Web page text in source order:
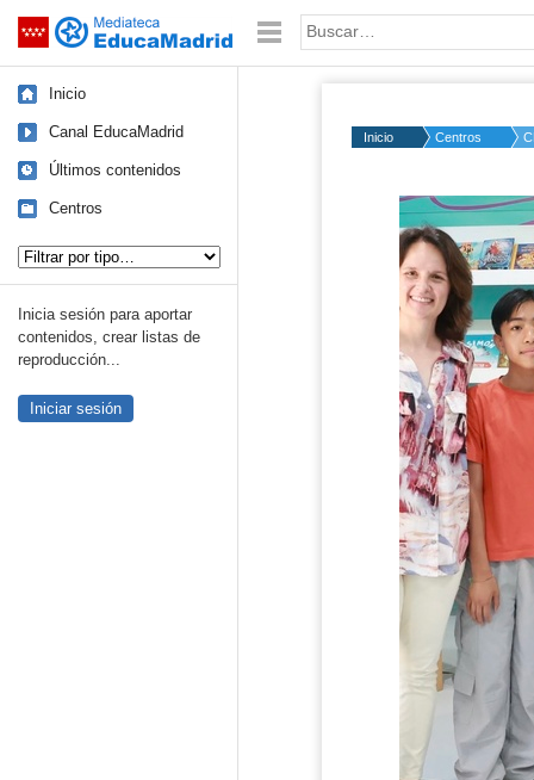
Saltar navegación Palabra o frase:
Inicio
Canal EducaMadrid
Últimos contenidos
Centros
Inicia sesión para aportar
contenidos, crear listas de
reproducción...
Iniciar sesión
Inicio Centros